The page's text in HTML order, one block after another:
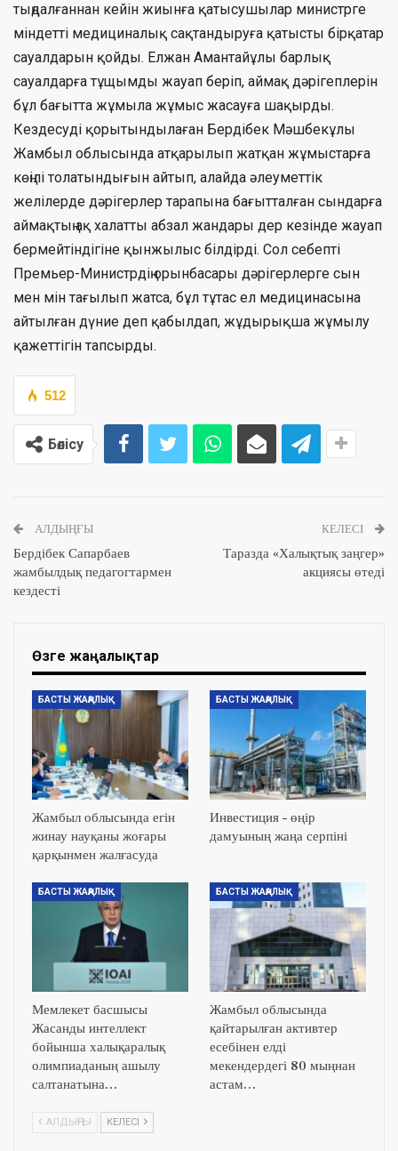
тыңдалғаннан кейін жиынға қатысушылар министрге
міндетті медициналық сақтандыруға қатысты бірқатар
сауалдарын қойды. Елжан Амантайұлы барлық
сауалдарға тұщымды жауап беріп, аймақ дәрігеплерін
бұл бағытта жұмыла жұмыс жасауға шақырды.
Кездесуді қорытындылаған Бердібек Мәшбекұлы
Жамбыл облысында атқарылып жатқан жұмыстарға
көңілі толатындығын айтып, алайда әлеуметтік
желілерде дәрігерлер тарапына бағытталған сындарға
аймақтың ақ халатты абзал жандары дер кезінде жауап
бермейтіндігіне қынжылыс білдірді. Сол себепті
Премьер-Министрдің орынбасары дәрігерлерге сын
мен мін тағылып жатса, бұл тұтас ел медицинасына
айтылған дүние деп қабылдап, жұдырықша жұмылу
қажеттігін тапсырды.
512
Бөлісу
АЛДЫҢҒЫ
Бердібек Сапарбаев
жамбылдық педагогтармен
кездесті
КЕЛЕСІ
Таразда «Халықтық заңгер»
акциясы өтеді
Өзге жаңалықтар
БАСТЫ ЖАҢАЛЫҚ
Жамбыл облысында егін
жинау науқаны жоғары
қарқынмен жалғасуда
БАСТЫ ЖАҢАЛЫҚ
Инвестиция – өңір
дамуының жаңа серпіні
БАСТЫ ЖАҢАЛЫҚ
Мемлекет басшысы
Жасанды интеллект
бойынша халықаралық
олимпиаданың ашылу
салтанатына…
БАСТЫ ЖАҢАЛЫҚ
Жамбыл облысында
қайтарылған активтер
есебінен елді
мекендердегі 80 мыңнан
астам…
АЛДЫҢҒЫ КЕЛЕСІ